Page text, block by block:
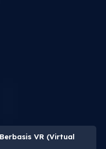
VR (Virtual